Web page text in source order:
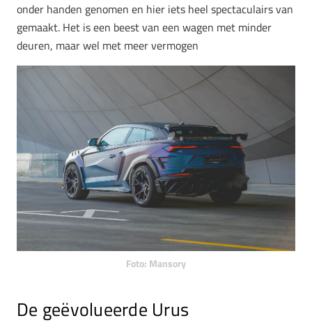
onder handen genomen en hier iets heel spectaculairs van
gemaakt. Het is een beest van een wagen met minder
deuren, maar wel met meer vermogen
Foto: Mansory
De geëvolueerde Urus